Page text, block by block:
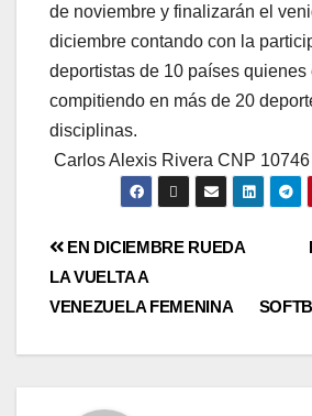
de noviembre y finalizarán el
diciembre contando con la
deportistas de 10 países quienes
compitiendo en más de 20
disciplinas.
Carlos Alexis Rivera CNP 10746
EN DICIEMBRE RUEDA
LA VUELTA A
VENEZUELA FEMENINA